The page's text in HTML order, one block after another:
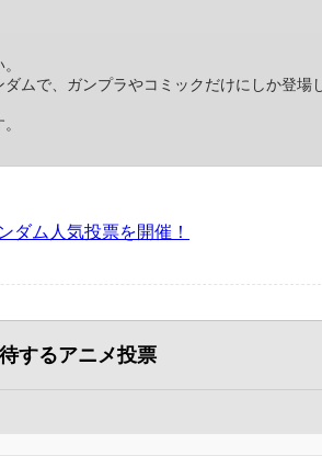
ムで、ガンプラやコミックだけにしか登場
ム人気投票を開催！
するアニメ投票